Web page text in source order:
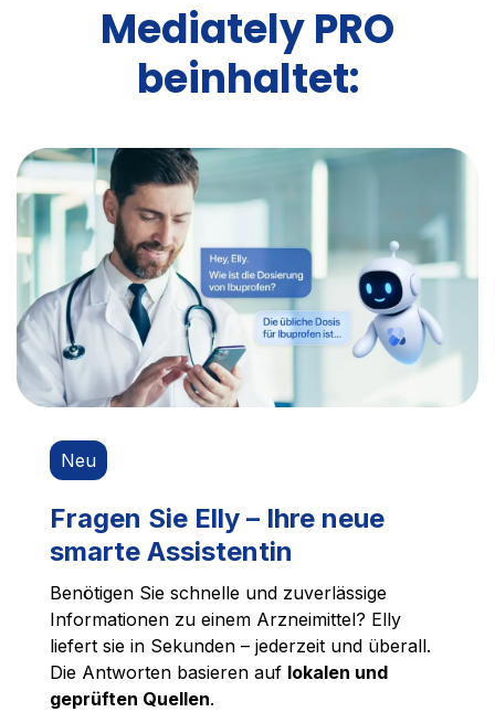
Mediately PRO
beinhaltet:
Neu
Fragen Sie Elly – Ihre neue
smarte Assistentin
Benötigen Sie schnelle und zuverlässige
Informationen zu einem Arzneimittel? Elly
liefert sie in Sekunden – jederzeit und überall.
Die Antworten basieren auf lokalen und
geprüften Quellen.